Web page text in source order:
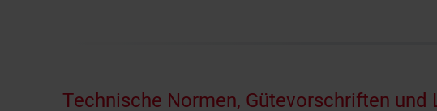
Technische Normen, Gütevorschriften und